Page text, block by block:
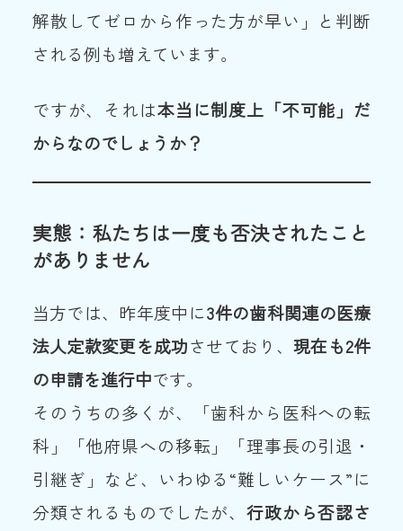
解散してゼロから作った方が早い」と判断
される例も増えています。
ですが、それは本当に制度上「不可能」だ
からなのでしょうか？
実態：私たちは一度も否決されたこと
がありません
当方では、昨年度中に3件の歯科関連の医療
法人定款変更を成功させており、 現在も2件
の申請を進行中です。
そのうちの多くが、「歯科から医科への転
科」「他府県への移転」「理事長の引退・
引継ぎ」など、いわゆる“難しいケース”に
分類されるものでしたが、行政から否認さ